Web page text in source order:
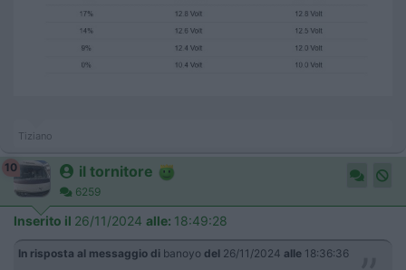
Tiziano
10 il tornitore
6259
Inserito il 26/11/2024 alle: 18:49:28
In risposta al messaggio di banoyo del 26/11/2024 alle 18:36:36